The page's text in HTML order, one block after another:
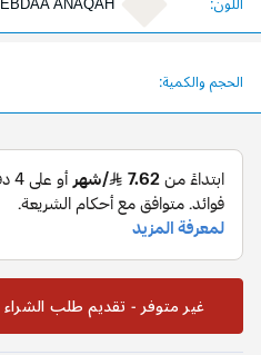
الحجم والكمية:
غير متوفر - تقديم طلب الشراء